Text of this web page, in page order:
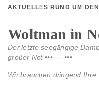
AKTUELLES RUND UM
Woltman in
Der letzte seegängige
großer Not ••• ---•••
Wir brauchen dringend Ihre